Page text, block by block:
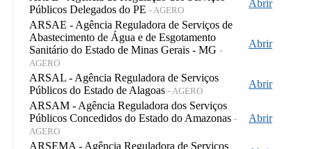
Públicos Delegados do PE - AGERO
Abrir
ARSAE - Agência Reguladora de Serviços de
Abastecimento de Água e de Esgotamento
Sanitário do Estado de Minas Gerais - MG -
AGERO
Abrir
ARSAL - Agência Reguladora de Serviços
Públicos do Estado de Alagoas - AGERO
Abrir
ARSAM - Agência Reguladora dos Serviços
Públicos Concedidos do Estado do Amazonas -
AGERO
Abrir
ARSEMA - Agência Reguladora de Serviços